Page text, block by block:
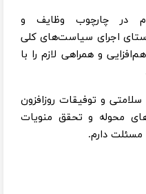
در چارچوب وظایف و
اجرای سیاست‌های کلی
و همراهی لازم را با
سلامتی و توفیقات روزافزون
محوله و تحقق منویات
مسئلت دارم.